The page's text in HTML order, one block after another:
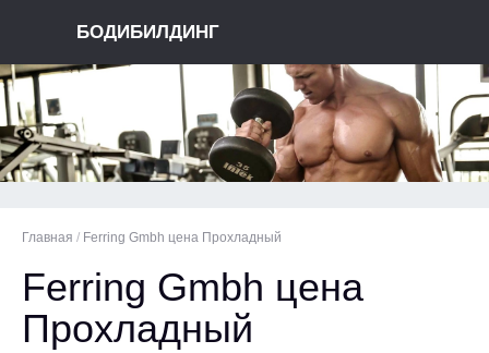
БОДИБИЛДИНГ
Главная / Ferring Gmbh цена Прохладный
Ferring Gmbh цена
Прохладный